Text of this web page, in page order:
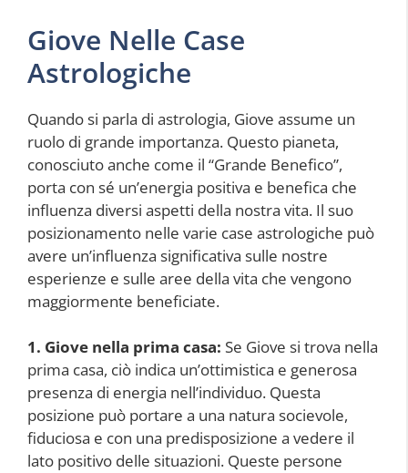
Giove Nelle Case
Astrologiche
Quando si parla di astrologia, Giove assume un
ruolo di grande importanza. Questo pianeta,
conosciuto anche come il “Grande Benefico”,
porta con sé un’energia positiva e benefica che
influenza diversi aspetti della nostra vita. Il suo
posizionamento nelle varie case astrologiche può
avere un’influenza significativa sulle nostre
esperienze e sulle aree della vita che vengono
maggiormente beneficiate.
1. Giove nella prima casa: Se Giove si trova nella
prima casa, ciò indica un’ottimistica e generosa
presenza di energia nell’individuo. Questa
posizione può portare a una natura socievole,
fiduciosa e con una predisposizione a vedere il
lato positivo delle situazioni. Queste persone